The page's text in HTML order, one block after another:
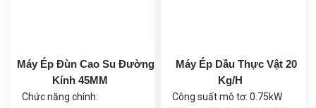
Máy Ép Đùn Cao Su Đường
Kính 45MM
Chức năng chính:
Máy Ép Dầu Thực Vật 20
Kg/H
Công suất mô tơ: 0.75kW